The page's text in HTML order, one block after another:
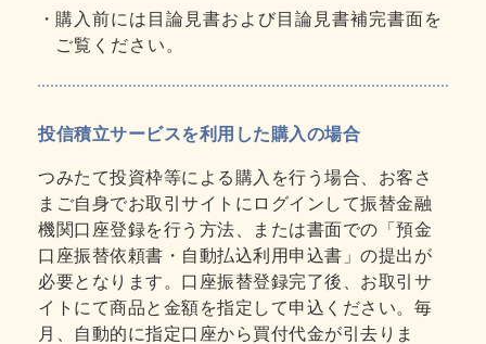
購入前には目論見書および目論見書補完書面を
ご覧ください。
投信積立サービスを利用した購入の場合
つみたて投資枠等による購入を行う場合、お客さ
まご自身でお取引サイトにログインして振替金融
機関口座登録を行う方法、または書面での「預金
口座振替依頼書・自動払込利用申込書」の提出が
必要となります。口座振替登録完了後、お取引サ
イトにて商品と金額を指定して申込ください。毎
月、自動的に指定口座から買付代金が引去りま